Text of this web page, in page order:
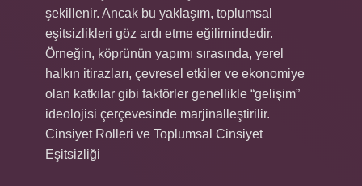
şekillenir. Ancak bu yaklaşım, toplumsal
eşitsizlikleri göz ardı etme eğilimindedir.
Örneğin, köprünün yapımı sırasında, yerel
halkın itirazları, çevresel etkiler ve ekonomiye
olan katkılar gibi faktörler genellikle “gelişim”
ideolojisi çerçevesinde marjinalleştirilir.
Cinsiyet Rolleri ve Toplumsal Cinsiyet
Eşitsizliği